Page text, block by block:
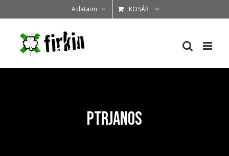
Adataim KOSÁR
ptrJanos